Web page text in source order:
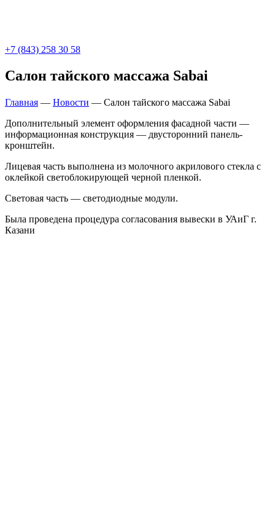
+7 (843) 258 30 58
Салон тайского массажа Sabai
Главная — Новости — Салон тайского массажа Sabai
Дополнительный элемент оформления фасадной части —
информационная конструкция — двусторонний панель-
кронштейн.
Лицевая часть выполнена из молочного акрилового стекла с
оклейкой светоблокирующей черной пленкой.
Световая часть — светодиодные модули.
Была проведена процедура согласования вывески в УАиГ г.
Казани